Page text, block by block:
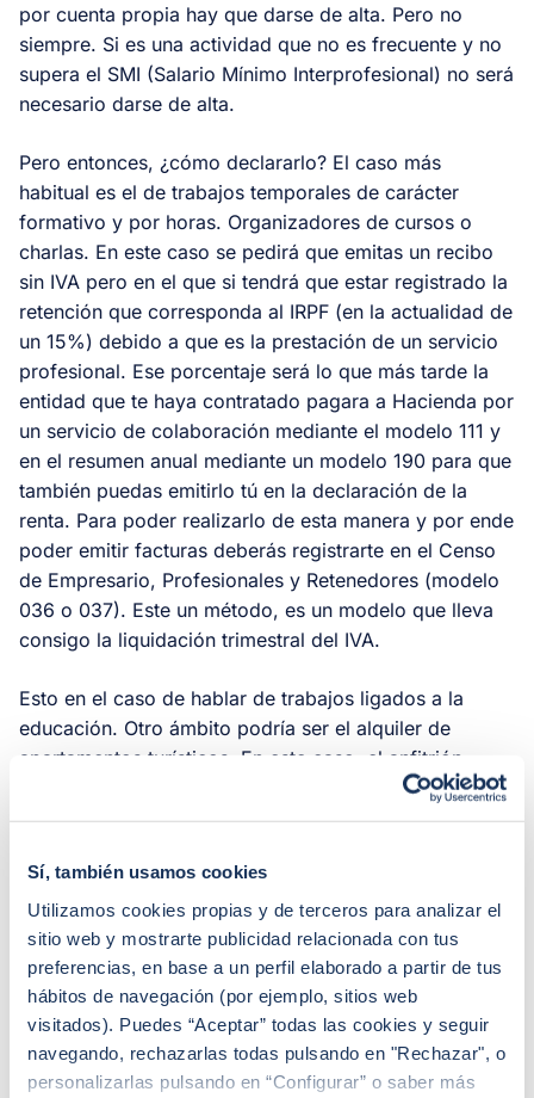
Sí, también usamos cookies
Utilizamos cookies propias y de terceros para analizar el
sitio web y mostrarte publicidad relacionada con tus
preferencias, en base a un perfil elaborado a partir de tus
hábitos de navegación (por ejemplo, sitios web
visitados). Puedes “Aceptar” todas las cookies y seguir
navegando, rechazarlas todas pulsando en "Rechazar", o
personalizarlas pulsando en “Configurar” o saber más
por cuenta propia hay que darse de alta. Pero no
siempre. Si es una actividad que no es frecuente y no
supera el SMI (Salario Mínimo Interprofesional) no será
necesario darse de alta.
Pero entonces, ¿cómo declararlo? El caso más
habitual es el de trabajos temporales de carácter
formativo y por horas. Organizadores de cursos o
charlas. En este caso se pedirá que emitas un recibo
sin IVA pero en el que si tendrá que estar registrado la
retención que corresponda al IRPF (en la actualidad de
un 15%) debido a que es la prestación de un servicio
profesional. Ese porcentaje será lo que más tarde la
entidad que te haya contratado pagara a Hacienda por
un servicio de colaboración mediante el modelo 111 y
en el resumen anual mediante un modelo 190 para que
también puedas emitirlo tú en la declaración de la
renta. Para poder realizarlo de esta manera y por ende
poder emitir facturas deberás registrarte en el Censo
de Empresario, Profesionales y Retenedores (modelo
036 o 037). Este un método, es un modelo que lleva
consigo la liquidación trimestral del IVA.
Esto en el caso de hablar de trabajos ligados a la
educación. Otro ámbito podría ser el alquiler de
apartamentos turísticos. En este caso, el anfitrión
deberá incluir estos beneficios en la Sección C de su
declaración de la renta en el Modelo 100. En este caso
tributarios ante las autoridades fiscales españolas por
lo que también hay que rellenar el modelo 030.
¿Y en el caso de la venta de un inmueble? En este
caso al haber ganado dinero habrá que declararlo
como una ganancia patrimonial que tributará en
función del importe: entre 0 y 6.000€ al 19%, entre
6.000 y 50.000€ al 21% y por encima de esa cantidad